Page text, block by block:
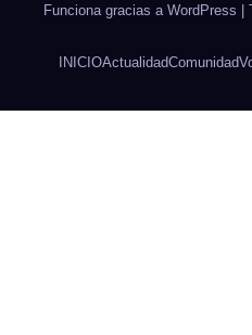
Funciona gracias a WordPress |
INICIOActualidadComunidad